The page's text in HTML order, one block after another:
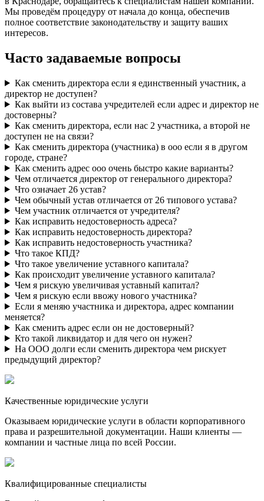
Мы проведём процедуру от начала до конца, обеспечив
полное соответствие законодательству и защиту ваших
интересов.
Часто задаваемые вопросы
Как сменить директора если я единственный участник, а
директор не доступен?
Как выйти из состава учредителей если адрес и директор не
достоверны?
Как сменить директора, если нас 2 участника, а второй не
доступен не на связи?
Как сменить директора (участника) в ооо если я в другом
городе, стране?
Как сменить адрес ооо очень быстро какие варианты?
Чем отличается директор от генерального директора?
Что означает 26 устав?
Чем обычный устав отличается от 26 типового устава?
Чем участник отличается от учредителя?
Как исправить недостоверность адреса?
Как исправить недостоверность директора?
Как исправить недостоверность участника?
Что такое КПД?
Что такое увеличение уставного капитала?
Как происходит увеличение уставного капитала?
Чем я рискую увеличивая уставный капитал?
Чем я рискую если ввожу нового участника?
Если я меняю участника и директора, адрес компании
меняется?
Как сменить адрес если он не достоверный?
Кто такой ликвидатор и для чего он нужен?
На ООО долги если сменить директора чем рискует
предыдущий директор?
Качественные юридические услуги
Оказываем юридические услуги в области корпоративного
права и разрешительной документации. Наши клиенты —
компании и частные лица по всей России.
Квалифицированные специалисты